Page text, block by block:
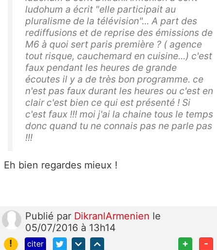
ludohum a écrit "elle participait au
pluralisme de la télévision"... A part des
rediffusions et de reprise des émissions de
M6 à quoi sert paris première ? ( agence
tout risque, cauchemard en cuisine...) c'est
faux pendant les heures de grande
écoutes il y a de très bon programme. ce
n'est pas faux durant les heures ou c'est en
clair c'est bien ce qui est présenté ! Si
c'est faux !!! moi j'ai la chaine tous le temps
donc quand tu ne connais pas ne parle pas
!!!
Eh bien regardes mieux !
Publié par DikranlArmenien le
05/07/2016 à 13h14
!
citer + -